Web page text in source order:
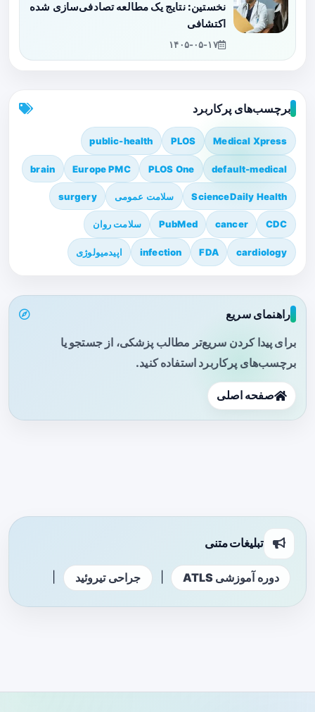
نخستین: نتایج یک مطالعه تصادفی‌سازی شده
اکتشافی
۱۴۰۵-۰۵-۱۷
برچسب‌های پرکاربرد
Medical Xpress
PLOS
public-health
default-medical
PLOS One
Europe PMC
brain
ScienceDaily Health سلامت عمومی surgery
CDC
cancer
PubMed سلامت روان
cardiology
FDA
infection اپیدمیولوژی
راهنمای سریع
برای پیدا کردن سریع‌تر مطالب پزشکی، از جستجو یا
برچسب‌های پرکاربرد استفاده کنید.
صفحه اصلی
تبلیغات متنی
دوره آموزشی ATLS جراحی تیروئید